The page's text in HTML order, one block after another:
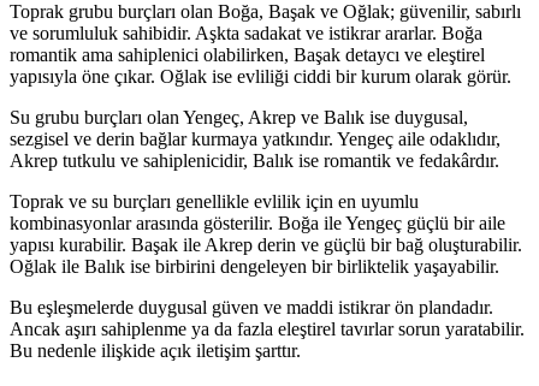
Toprak grubu burçları olan Boğa, Başak ve Oğlak; güvenilir, sabırlı
ve sorumluluk sahibidir. Aşkta sadakat ve istikrar ararlar. Boğa
romantik ama sahiplenici olabilirken, Başak detaycı ve eleştirel
yapısıyla öne çıkar. Oğlak ise evliliği ciddi bir kurum olarak görür.
Su grubu burçları olanYengeç, Akrep ve Balık ise duygusal,
sezgisel ve derin bağlar kurmaya yatkındır. Yengeç aile odaklıdır,
Akrep tutkulu ve sahiplenicidir, Balık ise romantik ve fedakârdır.
Toprak ve su burçları genellikle evlilik için en uyumlu
kombinasyonlar arasında gösterilir. Boğa ile Yengeç güçlü bir aile
yapısı kurabilir. Başak ile Akrep derin ve güçlü bir bağ oluşturabilir.
Oğlak ile Balık ise birbirini dengeleyen bir birliktelik yaşayabilir.
Bu eşleşmelerde duygusal güven ve maddi istikrar ön plandadır.
Ancak aşırı sahiplenme ya da fazla eleştirel tavırlar sorun yaratabilir.
Bu nedenle ilişkide açık iletişim şarttır.